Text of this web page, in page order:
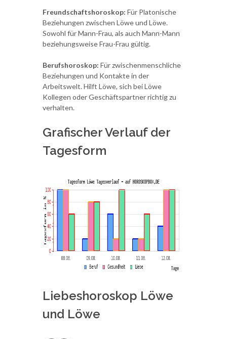
Freundschaftshoroskop: Für Platonische
Beziehungen zwischen Löwe und Löwe.
Sowohl für Mann-Frau, als auch Mann-Mann
beziehungsweise Frau-Frau gültig.
Berufshoroskop: Für zwischenmenschliche
Beziehungen und Kontakte in der
Arbeitswelt. Hilft Löwe, sich bei Löwe
Kollegen oder Geschäftspartner richtig zu
verhalten.
Grafischer Verlauf der
Tagesform
Liebeshoroskop Löwe
und Löwe